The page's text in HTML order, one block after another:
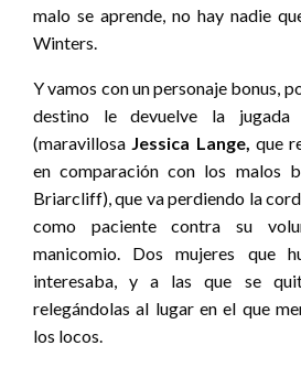
malo se aprende, no hay nadie
Winters.
Y vamos con un personaje bonus,
destino le devuelve la
(maravillosa Jessica Lange, que
en comparación con los malos
Briarcliff), que va perdiendo la
como paciente contra su
manicomio. Dos mujeres que
interesaba, y a las que se
relegándolas al lugar en el que
los locos.